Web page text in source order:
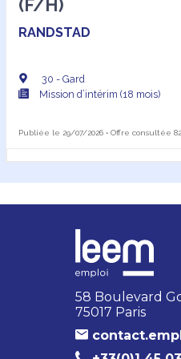
fait souvent la
(F/H)
RANDSTAD
30 - Gard
Mission d’intérim (18 mois)
Publiée le 29/07/2026 • Offre consultée
58 Boulevard
75017 Paris